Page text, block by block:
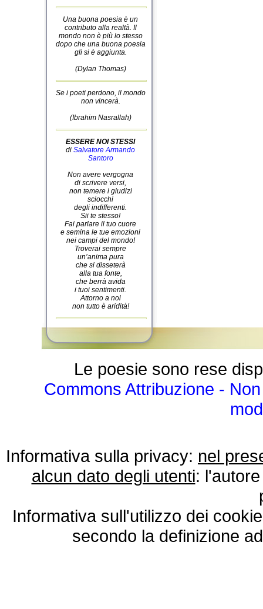
Una buona poesia è un
contributo alla realtà. Il
mondo non è più lo stesso
dopo che una buona poesia
gli si è aggiunta.
(Dylan Thomas)
Se i poeti perdono, il mondo
non vincerà.
(Ibrahim Nasrallah)
ESSERE NOI STESSI
di Salvatore Armando
Santoro
Non avere vergogna
di scrivere versi,
non temere i giudizi
sciocchi
degli indifferenti.
Sii te stesso!
Fai parlare il tuo cuore
e semina le tue emozioni
nei campi del mondo!
Troverai sempre
un’anima pura
che si disseterà
alla tua fonte,
che berrà avida
i tuoi sentimenti.
Attorno a noi
non tutto è aridità!
Le poesie sono rese
Commons Attribuzione -
Informativa sulla privacy: nel
alcun dato degli utenti:
Informativa sull'utilizzo dei
secondo la definizione